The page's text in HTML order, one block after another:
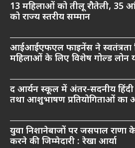
13 महिलाओं को तीलू रौतेली, 35
को राज्य स्तरीय सम्मान
आईआईएफएल फाइनेंस ने स्वतंत्रता
महिलाओं के लिए विशेष गोल्ड लोन
द आर्यन स्कूल में अंतर-सदनीय हिंदी
तथा आशुभाषण प्रतियोगिताओं का
युवा निशानेबाजों पर जसपाल राणा
करने की जिम्मेदारी : रेखा आर्या